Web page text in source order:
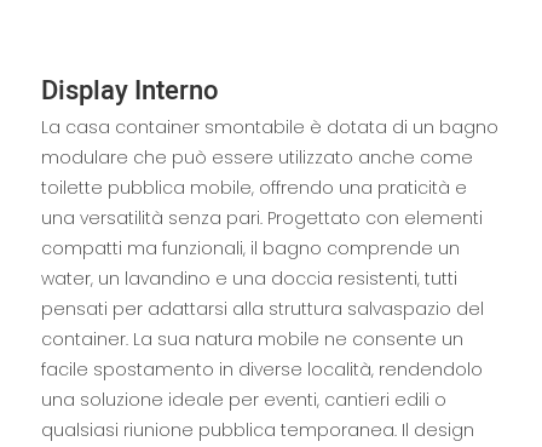
Display Interno
La casa container smontabile è dotata di un bagno
modulare che può essere utilizzato anche come
toilette pubblica mobile, offrendo una praticità e
una versatilità senza pari. Progettato con elementi
compatti ma funzionali, il bagno comprende un
water, un lavandino e una doccia resistenti, tutti
pensati per adattarsi alla struttura salvaspazio del
container. La sua natura mobile ne consente un
facile spostamento in diverse località, rendendolo
una soluzione ideale per eventi, cantieri edili o
qualsiasi riunione pubblica temporanea. Il design